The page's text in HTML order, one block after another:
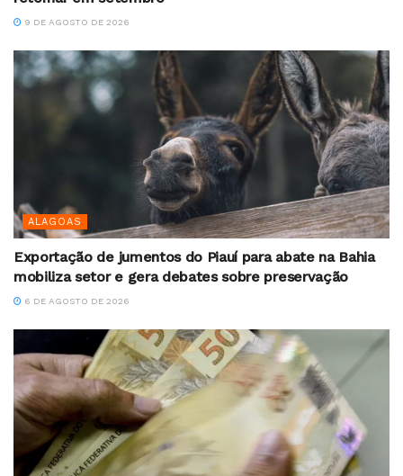
9 DE AGOSTO DE 2026
ALAGOAS
Exportação de jumentos do Piauí para abate na Bahia
mobiliza setor e gera debates sobre preservação
6 DE AGOSTO DE 2026